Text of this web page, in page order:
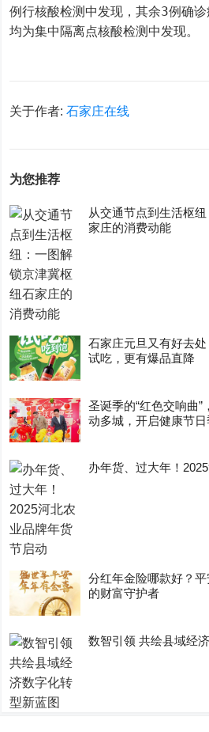
例行核酸检测中发现，其余3例确
均为集中隔离点核酸检测中发现。
关于作者:石家庄在线
为您推荐
从交通节点到生活枢
家庄的消费动能
石家庄元旦又有好去
试吃，更有爆品直降
圣诞季的“红色交响曲
动多城，开启健康节日
办年货、过大年！
分红年金险哪款好？
的财富守护者
数智引领 共绘县域经